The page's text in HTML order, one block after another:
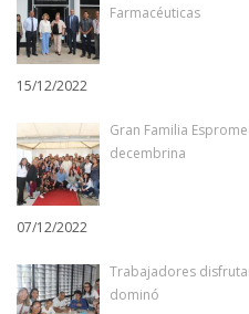
Farmacéuticas
15/12/2022
Gran Familia
decembrina
07/12/2022
Trabajadores
dominó